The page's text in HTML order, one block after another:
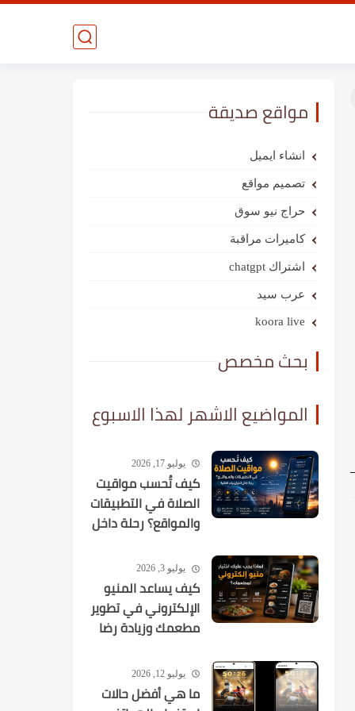
مواقع صديقة
انشاء ايميل
تصميم مواقع
حراج نيو سوق
كاميرات مراقبة
اشتراك chatgpt
عرب سيد
koora live
بحث مخصص
المواضيع الاشهر لهذا الاسبوع
يوليو 17, 2026
كيف تُحسب مواقيت
الصلاة في التطبيقات
والمواقع؟ رحلة داخل
يوليو 3, 2026
كيف يساعد المنيو
الإلكتروني في تطوير
مطعمك وزيادة رضا
يوليو 12, 2026
ما هي أفضل حالات